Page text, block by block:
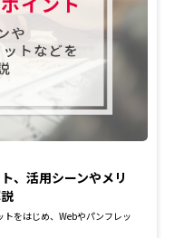
、活用シーンやメリ
をはじめ、Webやパンフレッ